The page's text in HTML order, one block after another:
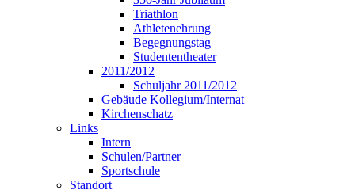
Triathlon
Athletenehrung
Begegnungstag
Studententheater
2011/2012
Schuljahr 2011/2012
Gebäude Kollegium/Internat
Kirchenschatz
Links
Intern
Schulen/Partner
Sportschule
Standort